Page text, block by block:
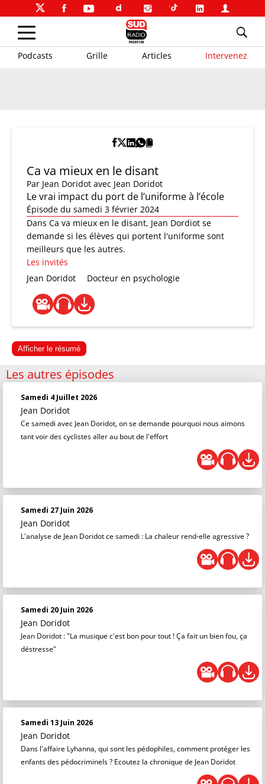
Podcasts Grille Articles Intervenez
Ca va mieux en le disant
Par Jean Doridot avec Jean Doridot
Le vrai impact du port de l’uniforme à l’école
Épisode du samedi 3 février 2024
Dans Ca va mieux en le disant, Jean Dordiot se
demande si les élèves qui portent l'uniforme sont
meilleurs que les autres.
Les invités
Jean Doridot
Docteur en psychologie
Afficher le résumé
Les autres épisodes
Samedi 4 Juillet 2026
Jean Doridot
Ce samedi avec Jean Doridot, on se demande pourquoi nous aimons
tant voir des cyclistes aller au bout de l'effort
Samedi 27 Juin 2026
Jean Doridot
L'analyse de Jean Doridot ce samedi : La chaleur rend-elle agressive ?
Samedi 20 Juin 2026
Jean Doridot
Jean Doridot : "La musique c'est bon pour tout ! Ça fait un bien fou, ça
déstresse"
Samedi 13 Juin 2026
Jean Doridot
Dans l'affaire Lyhanna, qui sont les pédophiles, comment protéger les
enfants des pédocriminels ? Ecoutez la chronique de Jean Doridot